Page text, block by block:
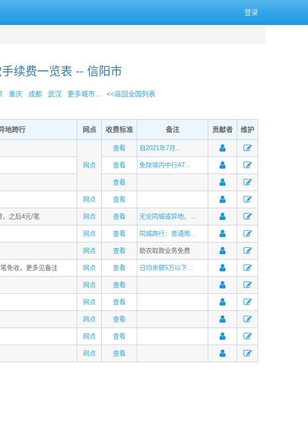
登录
续费一览表 -- 信阳市
重庆 成都 武汉 更多城市... <<返回全国列表
地跨行 网点 收费标准 备注 贡献者 维护
网点
查看 自2021年7月...
查看 免除境内中行AT...
查看
网点 查看
，之后4元/笔 网点 查看 无论同城或异地，...
网点 查看 同城跨行：普通用...
网点 查看 助农取款业务免费
免收，更多见备注 网点 查看 日均余额5万以下...
网点 查看
网点 查看
网点 查看
网点 查看
网点 查看